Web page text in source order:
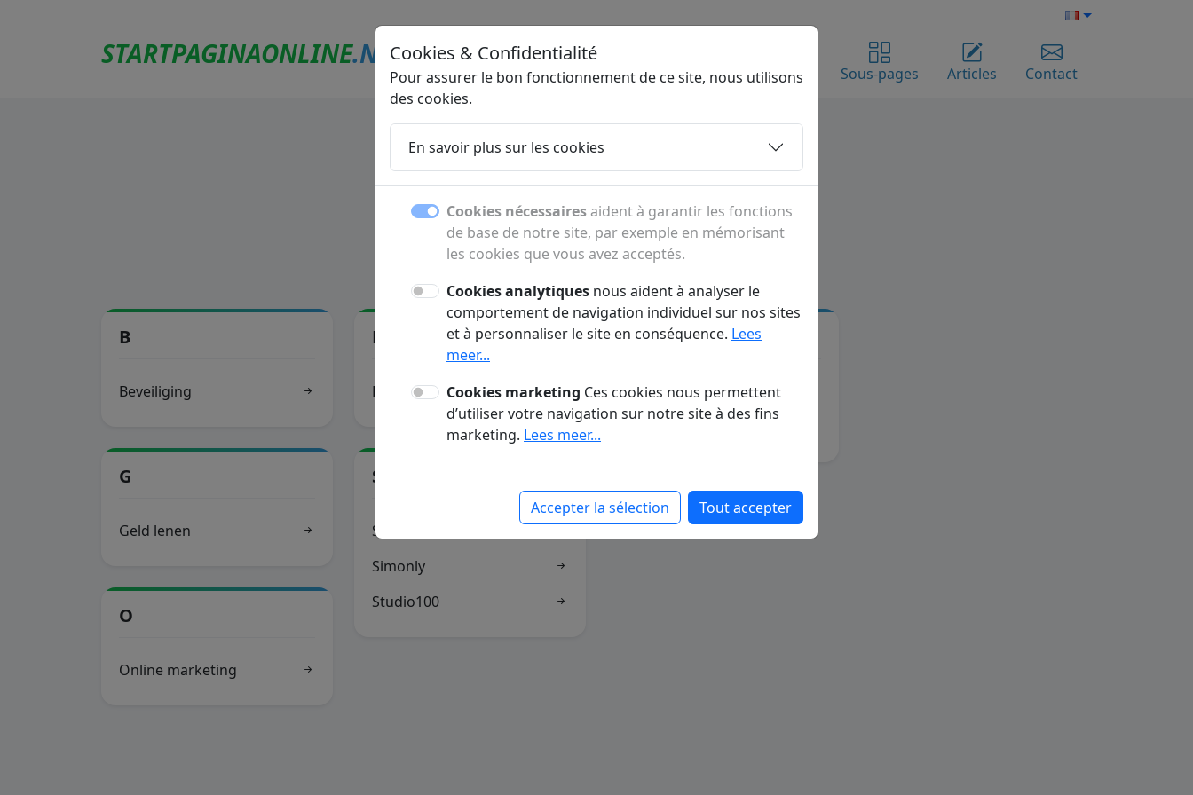
STARTPAGINAONLINE.NL
Home Sous-pages Articles Contact
Sous-pages
Découvrez toutes les sous-pages et rubriques.
B
Beveiliging
G
Geld lenen
O
Online marketing
P
Pretparken
S
Seo
Simonly
Studio100
W
Webhosting
Cookies & Confidentialité
Pour assurer le bon fonctionnement de ce site, nous utilisons
des cookies.
En savoir plus sur les cookies
Cookies nécessairesaident à garantir les fonctions
de base de notre site, par exemple en mémorisant
les cookies que vous avez acceptés.
Cookies analytiques nous aident à analyser le
comportement de navigation individuel sur nos sites
et à personnaliser le site en conséquence. Lees
meer...
Cookies marketing Ces cookies nous permettent
d’utiliser votre navigation sur notre site à des fins
marketing. Lees meer...
Accepter la sélection Tout accepter